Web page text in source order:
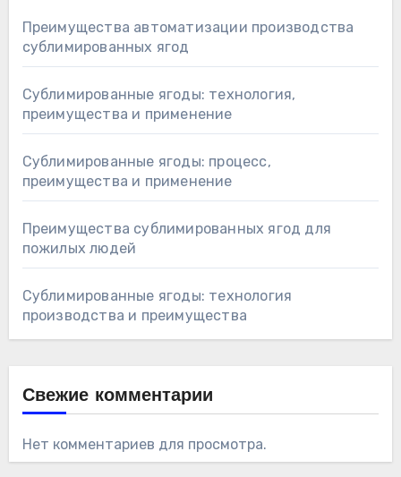
Преимущества автоматизации производства
сублимированных ягод
Сублимированные ягоды: технология,
преимущества и применение
Сублимированные ягоды: процесс,
преимущества и применение
Преимущества сублимированных ягод для
пожилых людей
Сублимированные ягоды: технология
производства и преимущества
Свежие комментарии
Нет комментариев для просмотра.